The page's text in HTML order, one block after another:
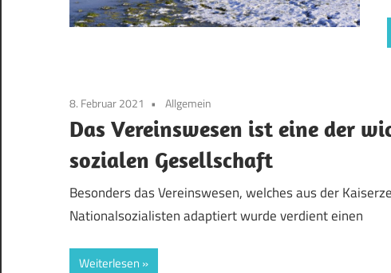
8. Februar 2021 Allgemein
Das Vereinswesen ist eine der
sozialen Gesellschaft
Besonders das Vereinswesen, welches aus der
Nationalsozialisten adaptiert wurde verdient einen
Weiterlesen